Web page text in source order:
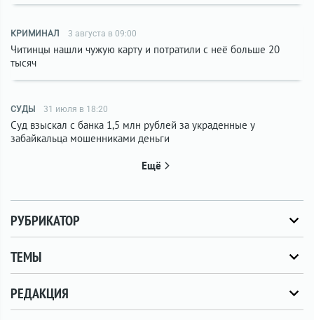
КРИМИНАЛ 3 августа в 09:00
Читинцы нашли чужую карту и потратили с неё больше 20
тысяч
СУДЫ 31 июля в 18:20
Суд взыскал с банка 1,5 млн рублей за украденные у
забайкальца мошенниками деньги
Ещё
РУБРИКАТОР
ТЕМЫ
РЕДАКЦИЯ